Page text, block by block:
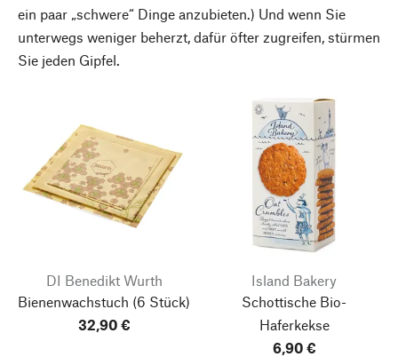
ein paar „schwere“ Dinge anzubieten.) Und wenn Sie
unterwegs weniger beherzt, dafür öfter zugreifen, stürmen
Sie jeden Gipfel.
DI Benedikt Wurth
Bienenwachstuch (6 Stück)
32,90 €
Island Bakery
Schottische Bio-
Haferkekse
6,90 €